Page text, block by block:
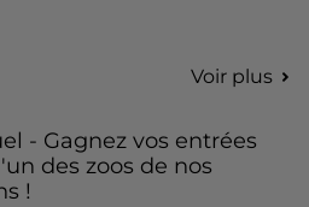
Voir plus
- Gagnez vos entrées
des zoos de nos
!